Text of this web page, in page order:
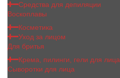
Средства для депиляции
Воскоплавы
Косметика
Уход за лицом
Для бритья
Крема, пилинги, гели для лица
Сыворотки для лица